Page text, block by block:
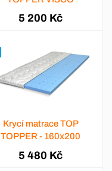
5 200 Kč
Krycí matrace TOP
TOPPER - 160x200
5 480 Kč